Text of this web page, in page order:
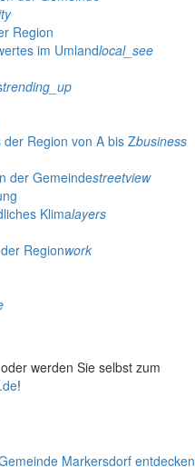
Region
im Umlandlocal_see
trending_up
Region von A bis Zbusiness
der Gemeindestreetview
Klimalayers
Regionwork
werden Sie selbst zum
!